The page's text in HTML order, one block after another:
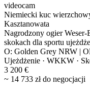
videocam
Niemiecki kuc
Kasztanowata
Nagrodzony ogier
skokach dla sportu
O: Golden Grey NRW |
Ujeżdżenie · WKKW ·
3 200 €
~ 14 733 zł do negocjacji